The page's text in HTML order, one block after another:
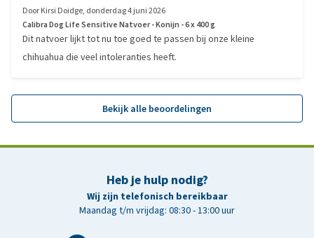
DoorKirsi Doidge, donderdag 4 juni 2026
Calibra Dog Life Sensitive Natvoer - Konijn - 6 x 400 g
Dit natvoer lijkt tot nu toe goed te passen bij onze kleine
chihuahua die veel intoleranties heeft.
Bekijk alle beoordelingen
Heb je hulp nodig?
Wij zijn telefonisch bereikbaar
Maandag t/m vrijdag: 08:30 - 13:00 uur